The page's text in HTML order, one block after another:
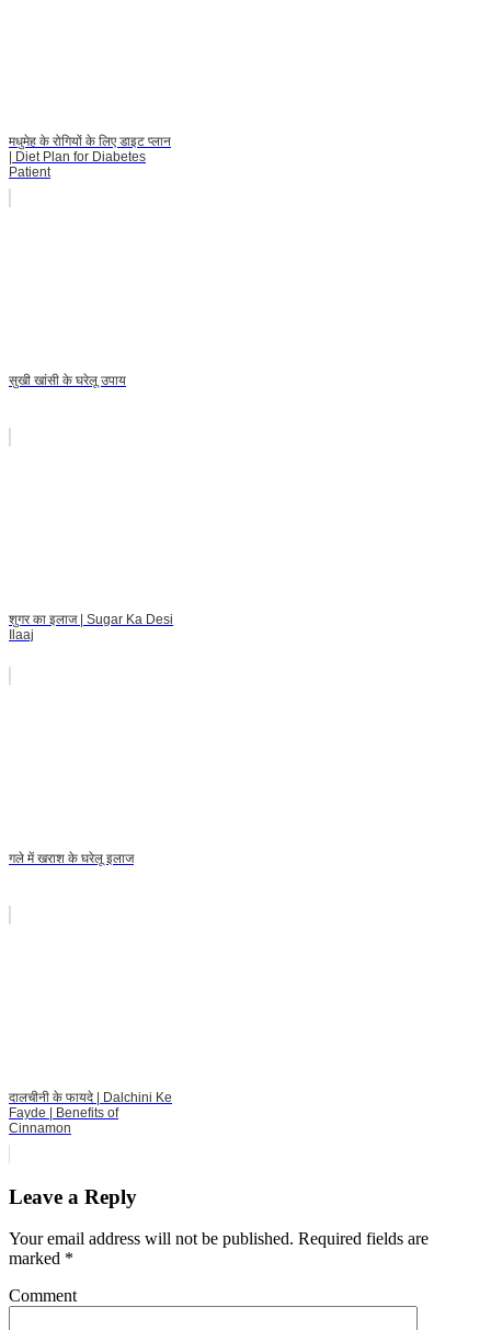
मधुमेह के रोगियों के लिए डाइट प्लान
| Diet Plan for Diabetes
Patient
सुखी खांसी के घरेलू उपाय
शुगर का इलाज | Sugar Ka Desi
Ilaaj
गले में खराश के घरेलू इलाज
दालचीनी के फायदे | Dalchini Ke
Fayde | Benefits of
Cinnamon
Leave a Reply
Your email address will not be published. Required fields are
marked *
Comment